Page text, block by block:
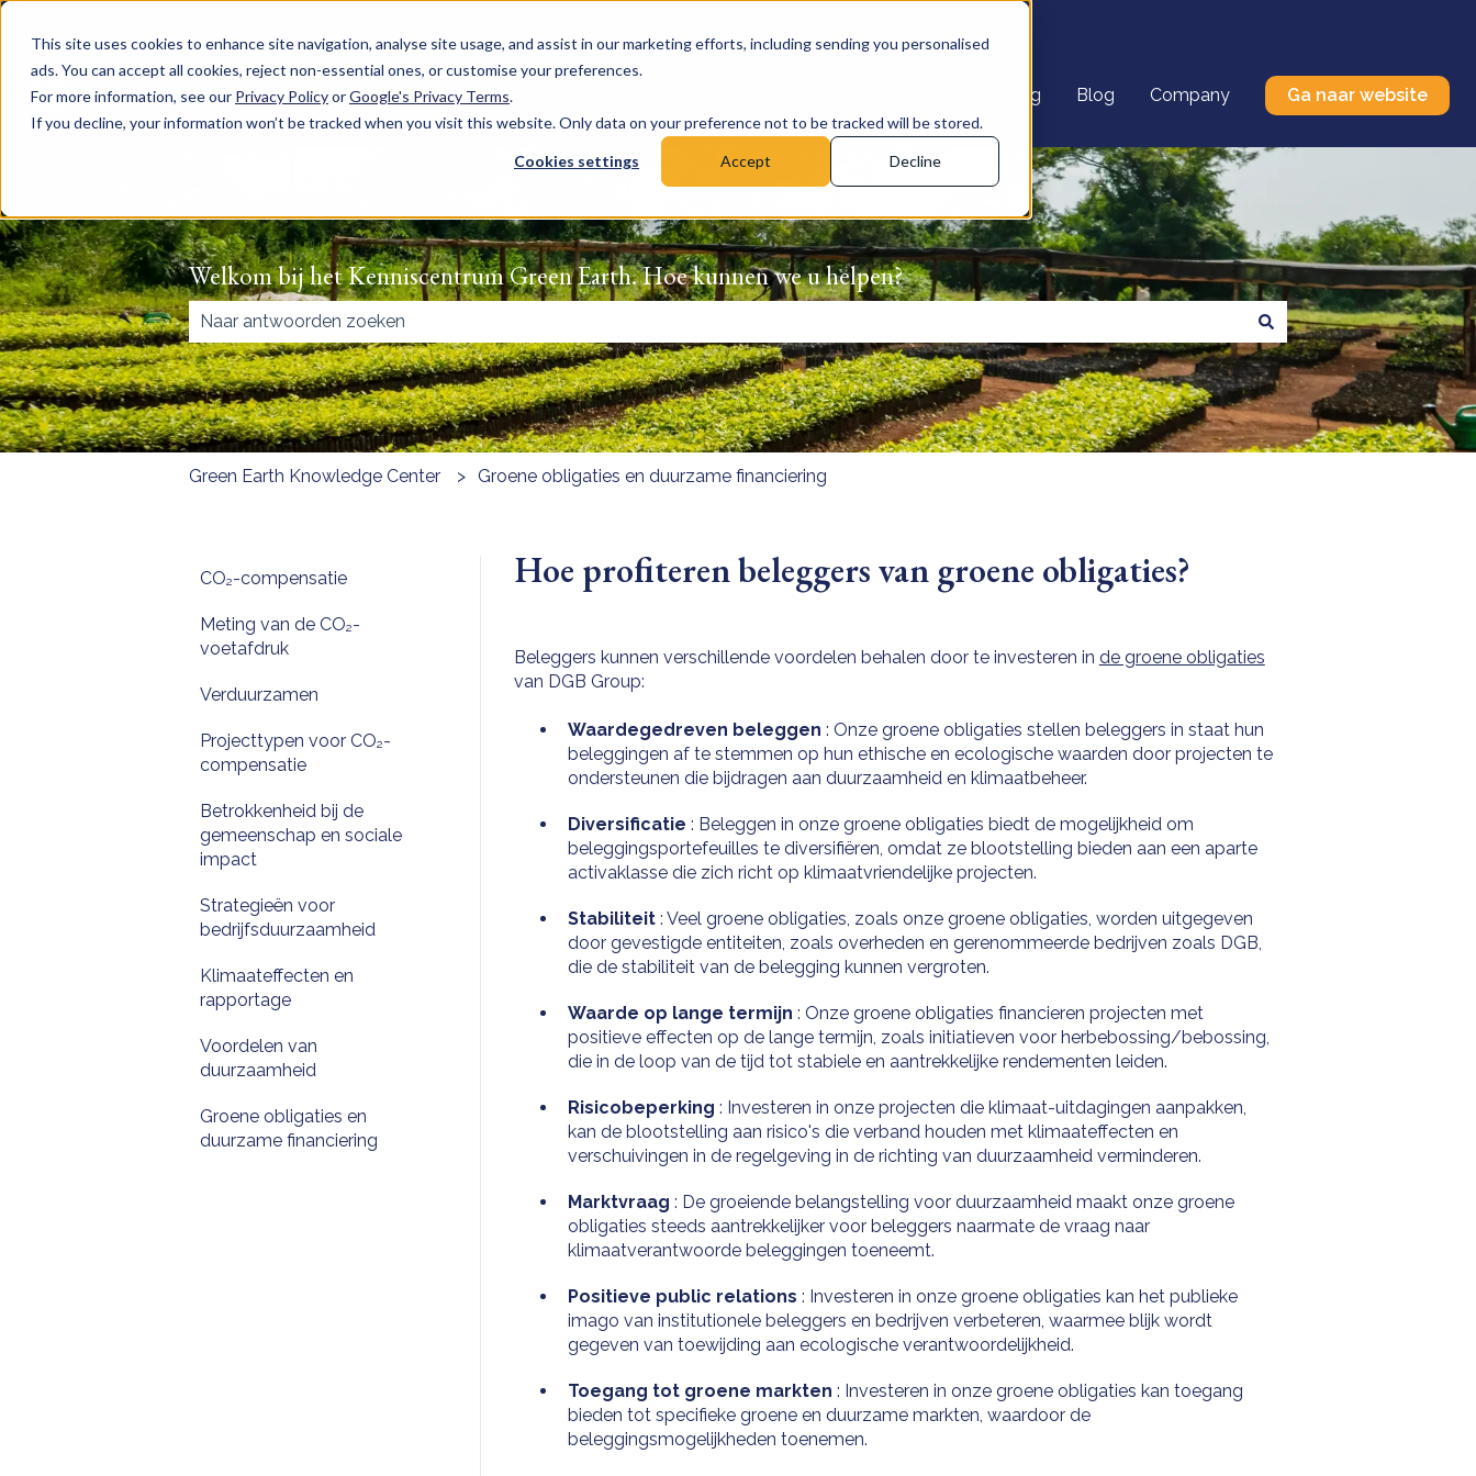
This site uses cookies to enhance site navigation, analyse site usage, and assist in our marketing efforts, including sending you personalised
ads. You can accept all cookies, reject non-essential ones, or customise your preferences.
For more information, see our Privacy PolicyorGoogle's Privacy Terms.
If you decline, your information won’t be tracked when you visit this website. Only data on your preference not to be tracked will be stored.
Cookies settings Accept Decline
Pricing Blog Company Ga naar website
Welkom bij het Kenniscentrum Green Earth. Hoe kunnen we u helpen?
Er zijn geen suggesties want het zoekveld is leeg.
Green Earth Knowledge Center Groene obligaties en duurzame financiering
Hoe profiteren beleggers van groene obligaties?
Beleggers kunnen verschillende voordelen behalen door te investeren in de groene obligaties
van DGB Group:
Waardegedreven beleggen : Onze groene obligaties stellen beleggers in staat hun
beleggingen af te stemmen op hun ethische en ecologische waarden door projecten te
ondersteunen die bijdragen aan duurzaamheid en klimaatbeheer.
Diversificatie : Beleggen in onze groene obligaties biedt de mogelijkheid om
beleggingsportefeuilles te diversifiëren, omdat ze blootstelling bieden aan een aparte
activaklasse die zich richt op klimaatvriendelijke projecten.
Stabiliteit : Veel groene obligaties, zoals onze groene obligaties, worden uitgegeven
door gevestigde entiteiten, zoals overheden en gerenommeerde bedrijven zoals DGB,
die de stabiliteit van de belegging kunnen vergroten.
Waarde op lange termijn : Onze groene obligaties financieren projecten met
positieve effecten op de lange termijn, zoals initiatieven voor herbebossing/bebossing,
die in de loop van de tijd tot stabiele en aantrekkelijke rendementen leiden.
Risicobeperking : Investeren in onze projecten die klimaat-uitdagingen aanpakken,
kan de blootstelling aan risico's die verband houden met klimaateffecten en
verschuivingen in de regelgeving in de richting van duurzaamheid verminderen.
Marktvraag : De groeiende belangstelling voor duurzaamheid maakt onze groene
obligaties steeds aantrekkelijker voor beleggers naarmate de vraag naar
klimaatverantwoorde beleggingen toeneemt.
Positieve public relations : Investeren in onze groene obligaties kan het publieke
imago van institutionele beleggers en bedrijven verbeteren, waarmee blijk wordt
gegeven van toewijding aan ecologische verantwoordelijkheid.
Toegang tot groene markten : Investeren in onze groene obligaties kan toegang
bieden tot specifieke groene en duurzame markten, waardoor de
beleggingsmogelijkheden toenemen.
CO₂-compensatie
Meting van de CO₂-
voetafdruk
Verduurzamen
Projecttypen voor CO₂-
compensatie
Betrokkenheid bij de
gemeenschap en sociale
impact
Strategieën voor
bedrijfsduurzaamheid
Klimaateffecten en
rapportage
Voordelen van
duurzaamheid
Groene obligaties en
duurzame financiering